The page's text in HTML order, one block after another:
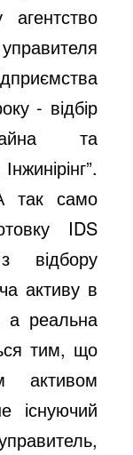
- відбір
та
так само
IDS
відбору
активу в
а реальна
тим, що
активом
існуючий